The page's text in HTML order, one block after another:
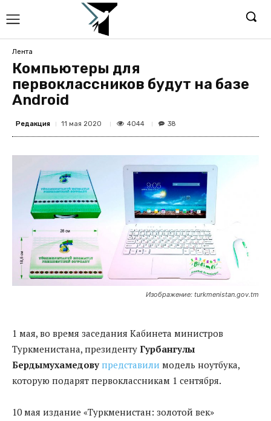
Лента
Компьютеры для
первоклассников будут на базе
Android
Редакция 11 мая 2020 4044 38
Изображение: turkmenistan.gov.tm
1 мая, во время заседания Кабинета министров
Туркменистана, президенту Гурбангулы
Бердымухамедову представили модель ноутбука,
которую подарят первоклассникам 1 сентября.
10 мая издание «Туркменистан: золотой век»